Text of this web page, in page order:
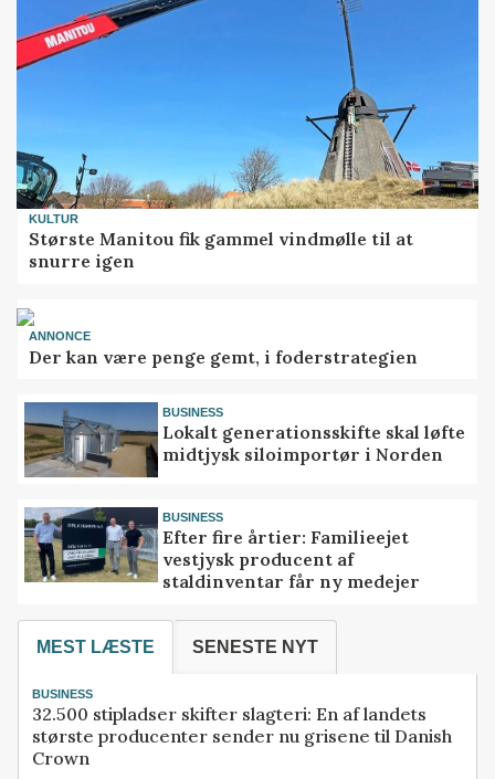
KULTUR
Største Manitou fik gammel vindmølle til at
snurre igen
ANNONCE
Der kan være penge gemt, i foderstrategien
BUSINESS
Lokalt generationsskifte skal løfte
midtjysk siloimportør i Norden
BUSINESS
Efter fire årtier: Familieejet
vestjysk producent af
staldinventar får ny medejer
MEST LÆSTE SENESTE NYT
BUSINESS
32.500 stipladser skifter slagteri: En af landets
største producenter sender nu grisene til Danish
Crown